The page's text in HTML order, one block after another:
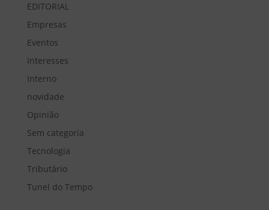
EDITORIAL
Empresas
Eventos
Interesses
Interno
novidade
Opinião
Sem categoria
Tecnologia
Tributário
Tunel do Tempo